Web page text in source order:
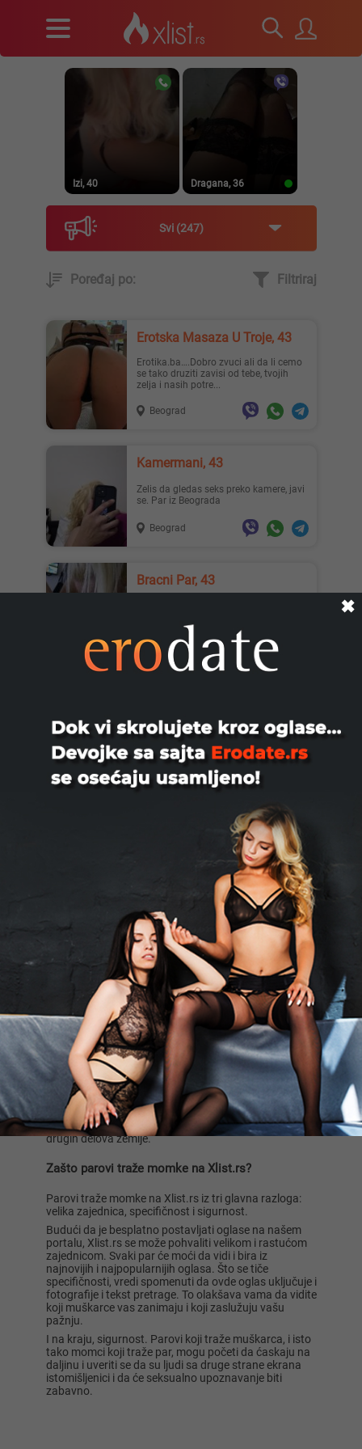
Izi, 40 Dragana, 36
Teodo..., 43
Svi 247
Poređaj po: Filtriraj
Erotska Masaza U Troje, 43
Erotika.ba….Dobro zvuci ali da li cemo
se tako druziti zavisi od tebe, tvojih
zelja i nasih potre...
Beograd
Kamermani, 43
Zelis da gledas seks preko kamere, javi
se. Par iz Beograda
Beograd
Bracni Par, 43
Beograda, dolazimo na adresu...
Beograd
Par traži muškarca u Beograd
Da li ste par koji traži dečka ili muža za igre u troje,
tematske seksualne zabave, dugoročne veze i više od
toga? Ako jeste, onda vam Xlist.rs može biti od velike
pomoći. Ovde možete postaviti oglas ili videti oglase
par može pronaći treću osobu za zabavu.
Par traži muškarca, muškarac traži par: grupni
Za parove i momke koji jedni druge traže za grupni
seks, možda nema pogodnijeg načina da se pronađu
nego preko Xlist.rs. Ovde je besplatno postavljati i
pregledati oglase, pa je upoznavanje besplatno. U
svom oglasu možete jasno navesti šta tražite -
prijatelja, sposobnog ljubavnika, platonskog partnera
za poligamnu vezu, roba za intimnu BDSM ili fetiš igru,
i još mnogo toga. Samo oglasi koji odgovaraju ovoj
temi biće postavljeni u kategoriji “Par traži muškarca”.
Takođe ih možete filtrirati po popularnosti i novosti,
kao i po lokaciji i godinama ljudi koji su ih postavili. Ovi
alati čine vaše pretrage mnogo kraćim i vaš intimni
život pogodnijim i zabavnijim.
Pronalaženje trećeg muškarca za grupni seks nije baš
lako na običnim sajtovima za upoznavanje. U mnogim
slučajevima, mnogo je brže i lakše postaviti oglas na
Xlist.rs ili pisati poruke članovima koji su već postavili
oglase. Ovde možete pronaći muškarce iz Beograda,
Novog Sada, Niša, Kragujevca, Subotice, Leskovca i
drugih delova zemlje.
Zašto parovi traže momke na Xlist.rs?
Parovi traže momke na Xlist.rs iz tri glavna razloga:
velika zajednica, specifičnost i sigurnost.
Budući da je besplatno postavljati oglase na našem
portalu, Xlist.rs se može pohvaliti velikom i rastućom
zajednicom. Svaki par će moći da vidi i bira iz
najnovijih i najpopularnijih oglasa. Što se tiče
specifičnosti, vredi spomenuti da ovde oglas uključuje i
fotografije i tekst pretrage. To olakšava vama da vidite
koji muškarce vas zanimaju i koji zaslužuju vašu
pažnju.
I na kraju, sigurnost. Parovi koji traže muškarca, i isto
tako momci koji traže par, mogu početi da ćaskaju na
daljinu i uveriti se da su ljudi sa druge strane ekrana
istomišljenici i da će seksualno upoznavanje biti
zabavno.
✖